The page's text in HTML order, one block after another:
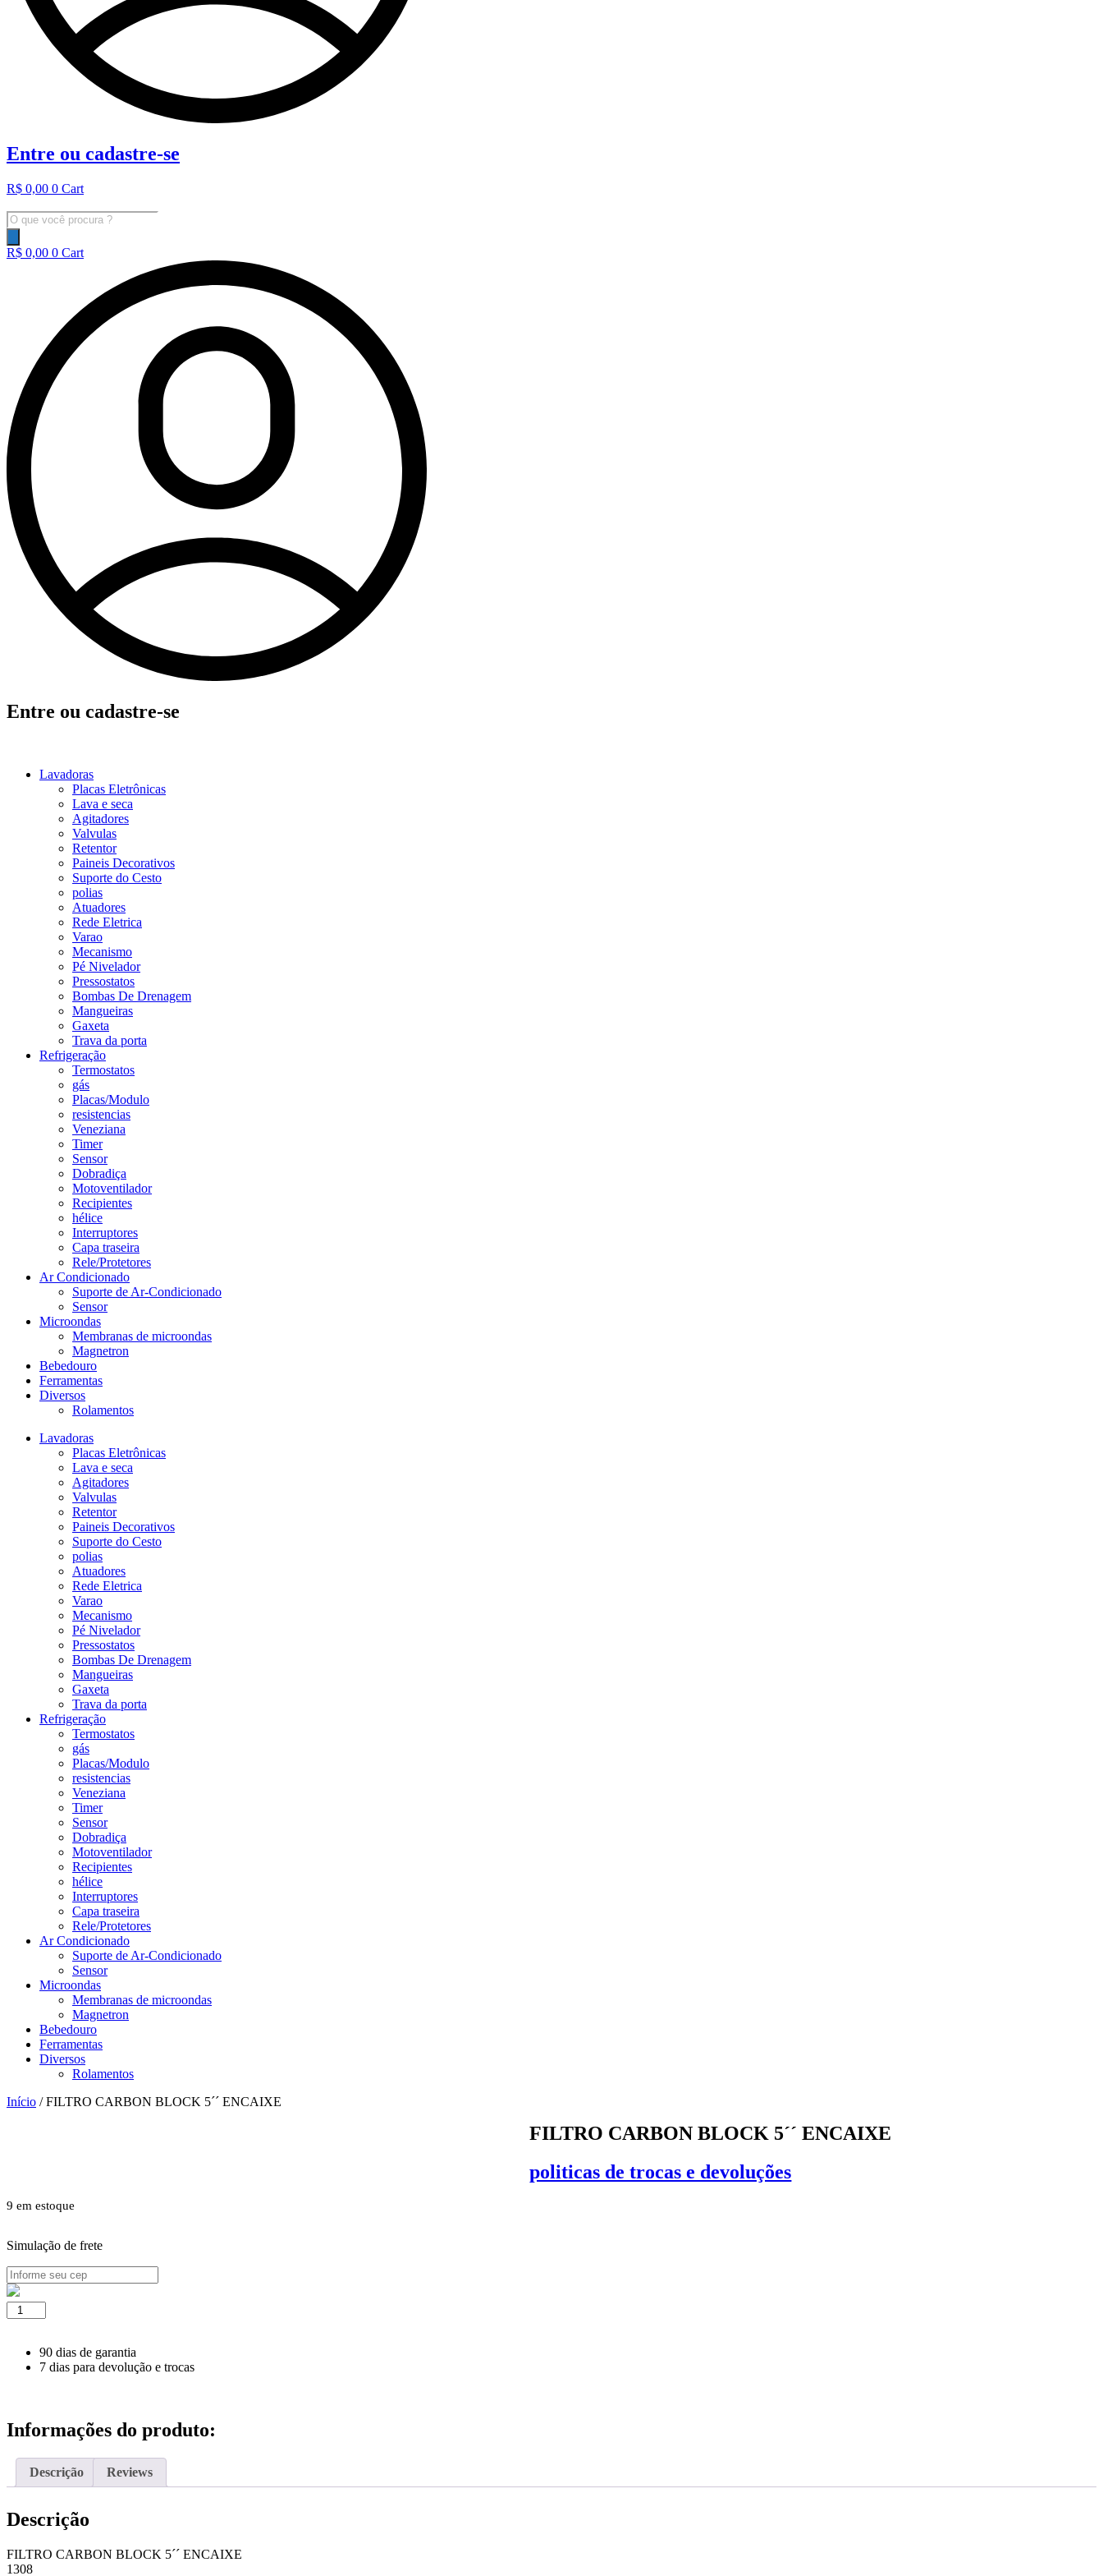
Entre ou cadastre-se
R$ 0,00 0 Cart
Pesquisar
produtos
R$ 0,00 0 Cart
Entre ou cadastre-se
Lavadoras
Placas Eletrônicas
Lava e seca
Agitadores
Valvulas
Retentor
Paineis Decorativos
Suporte do Cesto
polias
Atuadores
Rede Eletrica
Varao
Mecanismo
Pé Nivelador
Pressostatos
Bombas De Drenagem
Mangueiras
Gaxeta
Trava da porta
Refrigeração
Termostatos
gás
Placas/Modulo
resistencias
Veneziana
Timer
Sensor
Dobradiça
Motoventilador
Recipientes
hélice
Interruptores
Capa traseira
Rele/Protetores
Ar Condicionado
Suporte de Ar-Condicionado
Sensor
Microondas
Membranas de microondas
Magnetron
Bebedouro
Ferramentas
Diversos
Rolamentos
Lavadoras
Placas Eletrônicas
Lava e seca
Agitadores
Valvulas
Retentor
Paineis Decorativos
Suporte do Cesto
polias
Atuadores
Rede Eletrica
Varao
Mecanismo
Pé Nivelador
Pressostatos
Bombas De Drenagem
Mangueiras
Gaxeta
Trava da porta
Refrigeração
Termostatos
gás
Placas/Modulo
resistencias
Veneziana
Timer
Sensor
Dobradiça
Motoventilador
Recipientes
hélice
Interruptores
Capa traseira
Rele/Protetores
Ar Condicionado
Suporte de Ar-Condicionado
Sensor
Microondas
Membranas de microondas
Magnetron
Bebedouro
Ferramentas
Diversos
Rolamentos
Início / FILTRO CARBON BLOCK 5´´ ENCAIXE
FILTRO CARBON BLOCK 5´´ ENCAIXE
politicas de trocas e devoluções
9 em estoque
Simulação de frete
FILTRO
CARBON
90 dias de garantia
7 dias para devolução e trocas
Informações do produto:
Descrição Reviews
Descrição
FILTRO CARBON BLOCK 5´´ ENCAIXE
1308